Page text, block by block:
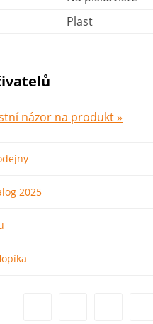
Plast
názor na produkt »
2025